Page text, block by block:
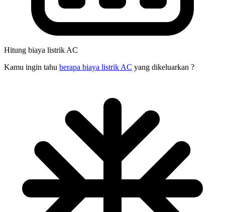
Hitung biaya listrik AC
Kamu ingin tahu berapa biaya listrik AC yang dikeluarkan ?